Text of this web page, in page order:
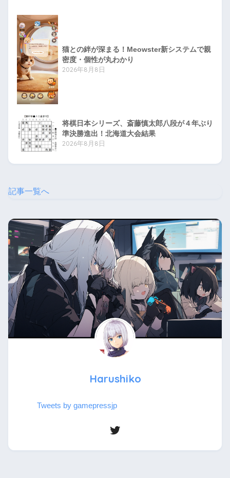
猫との絆が深まる！Meowster新システムで親
密度・個性が丸わかり
2026年8月8日
将棋日本シリーズ、斎藤慎太郎八段が４年ぶり
準決勝進出！北海道大会結果
2026年8月8日
記事一覧へ
Harushiko
Tweets by gamepressjp